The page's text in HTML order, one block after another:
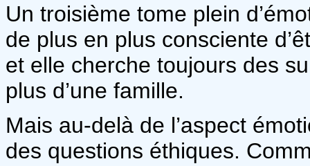
Un troisième tome plein
de plus en plus consciente
et elle cherche toujours des
plus d’une famille.
Mais au-delà de l’aspect
des questions éthiques.